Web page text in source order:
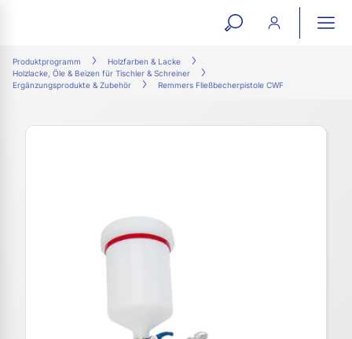
open
form
Produktprogramm
Holzfarben & Lacke
Holzlacke, Öle & Beizen für Tischler & Schreiner
Ergänzungsprodukte & Zubehör
Remmers Fließbecherpistole CWF